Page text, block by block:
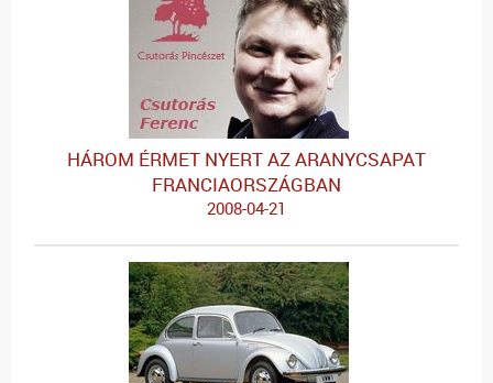
HÁROM ÉRMET NYERT AZ ARANYCSAPAT
FRANCIAORSZÁGBAN
2008-04-21